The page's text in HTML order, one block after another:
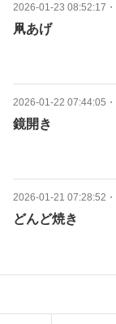
2026-01-23 08:52:17 ・
凧あげ
2026-01-22 07:44:05 ・
鏡開き
2026-01-21 07:28:52 ・
どんど焼き